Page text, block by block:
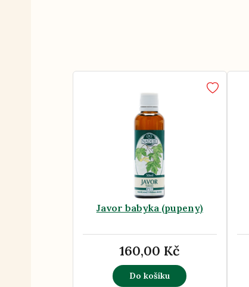
Javor babyka (pupeny)
160,00 Kč
Do košíku